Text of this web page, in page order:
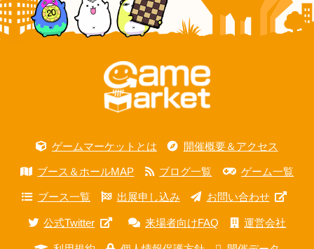
ゲームマーケットとは 開催概要＆アクセス
ブース＆ホールMAP ブログ一覧 ゲーム一覧
ブース一覧 出展申し込み お問い合わせ
公式Twitter 来場者向けFAQ 運営会社